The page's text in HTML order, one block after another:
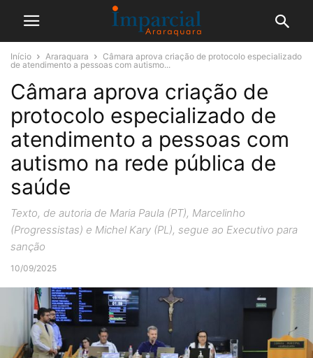
Início Araraquara
Câmara aprova criação de protocolo especializado
de atendimento a pessoas com autismo...
Câmara aprova criação de
protocolo especializado de
atendimento a pessoas com
autismo na rede pública de
saúde
Texto, de autoria de Maria Paula (PT), Marcelinho
(Progressistas) e Michel Kary (PL), segue ao Executivo para
sanção
10/09/2025